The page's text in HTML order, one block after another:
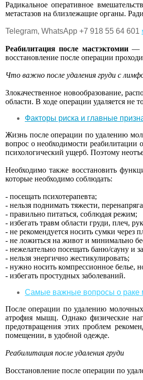
Радикальное оперативное
метастазов на близлежащие органы.
Telegram, WhatsApp +7 918 55 64 601
Реабилитация после мастэктомии—
восстановление после операции
Что важно после удаления груди с
Злокачественное новообразование,
области. В ходе операции удаляется
Факторы риска и главные
Жизнь после операции по удалению
вопрос о необходимости
психологический ущерб. Поэтому
Необходимо также восстановить
которые необходимо соблюдать:
- посещать психотерапевта;
- нельзя поднимать тяжести,
- правильно питаться, соблюдая режим;
- избегать травм области груди, плеч,
- не рекомендуется носить сумки через
- не ложиться на живот и минимально
- нежелательно посещать баню/сауну и
- нельзя энергично жестикулировать;
- нужно носить компрессионное белье,
- избегать простудных заболеваний.
Самые важные вопросы о раке
После операции по удалению
атрофия мышц. Однако физические
предотвращения этих проблем
помещении, в удобной одежде.
Реабилитация после удаления груди
Восстановление после операции по